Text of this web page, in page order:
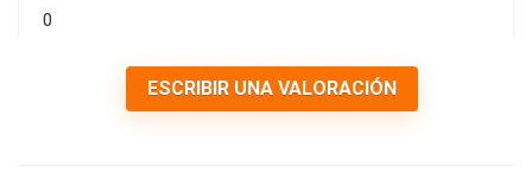
0
ESCRIBIR UNA VALORACIÓN